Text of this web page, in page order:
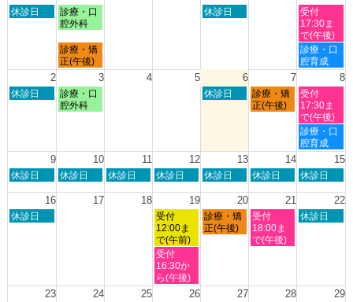
日
26th
休診日
月
曜
7
月
27th
診療・口
腔外科
木
30th
休診日
土
曜
日,
8
月
1st
受付
17:30ま
で(午後)
月
曜
日,
月
27th
診療・矯
正(午後)
土
曜
日,
月
1st
2026
診療・口
腔育成
2 3 4 5 6 7 8
日
2nd
休診日
月
曜
3rd
診療・口
腔外科
木
6th
休診日
金
曜
7th
診療・矯
正(午後)
土
曜
日,
8
月
8th
受付
17:30ま
で(午後)
土
曜
日,
月
診療・口
腔育成
9 10 11 12 13 14 15
日
8
月
休診日
月
休診日
火
休診日
水
8
月
12th
2026
休診日
木
8
月
13th
休診日
金
8
月
14th
2026
休診日
土
8
月
休診日
16 17 18 19 20 21 22
日
2026
休診日
水
曜
日,
8
月
19th
2026
受付
12:00ま
で(午前)
木
曜
2026
診療・矯
正(午後)
金
曜
日,
2026
受付
18:00ま
で(午後)
土
2026
休診日
水
曜
日,
8
受付
16:30か
ら(午後)
23 24 25 26 27 28 29